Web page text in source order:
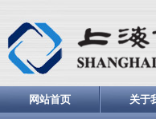
网站首页 关于